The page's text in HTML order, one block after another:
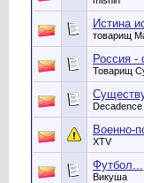
Истина
товарищ
Россия -
Товарищ
Decadence
Военно-
XTV
Футбол...
Викуша